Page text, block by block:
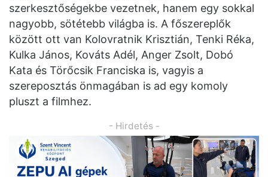
szerkesztőségekbe vezetnek, hanem egy sokkal
nagyobb, sötétebb világba is. A főszereplők
között ott van Kolovratnik Krisztián, Tenki Réka,
Kulka János, Kováts Adél, Anger Zsolt, Dobó
Kata és Törőcsik Franciska is, vagyis a
szereposztás önmagában is ad egy komoly
pluszt a filmhez.
- Hirdetés -